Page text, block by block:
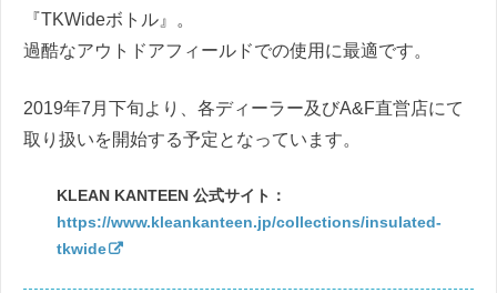
『TKWideボトル』。
過酷なアウトドアフィールドでの使用に最適です。
2019年7月下旬より、各ディーラー及びA&F直営店にて
取り扱いを開始する予定となっています。
KLEAN KANTEEN 公式サイト：
https://www.kleankanteen.jp/collections/insulated-
tkwide